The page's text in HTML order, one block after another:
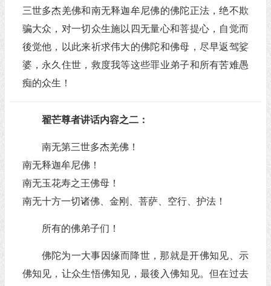
三世多杰羌佛和南无释迦牟尼佛的佛陀正法，绝不欺
骗大众，对一切众生施以四无量心和菩提心，自觉而
後觉他，以此来祈求伟大的佛陀和佛母，尽早返驾娑
婆，永久住世，救度我等这些罪业弟子和所有苦难愚
痴的众生！
翟芒尊者讲话内容之二：
南无第三世多杰羌佛！
南无释迦牟尼佛！
南无玉花寿之王佛母！
南无十方一切诸佛、金刚、菩萨、空行、护法！
所有的佛弟子们！
佛陀为一大事因缘而降世，那就是开佛知见、示
佛知见，让众生悟佛知见，最後入佛知见。但在过去